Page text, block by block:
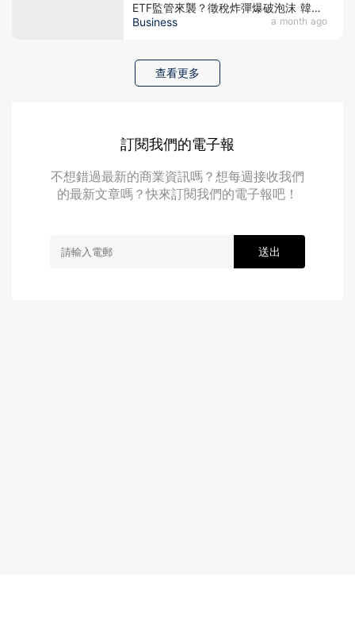
Business a month ago
ETF監管來襲？徵稅炸彈爆破泡沫 韓股
熔斷暴瀉一成 海力士三星大跌逾12% 誰
查看更多
訂閱我們的電子報
不想錯過最新的商業資訊嗎？想每週接收我們
的最新文章嗎？快來訂閱我們的電子報吧！
送出